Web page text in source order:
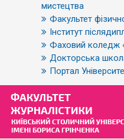
мистецтва
Факультет
Інститут
Фаховий коледж
Докторська
Портал